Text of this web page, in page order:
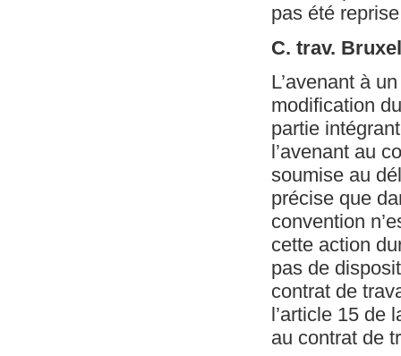
pas été
C. trav.
L’avenant à
modification
partie
l’avenant au
soumise au
précise que
convention
cette action
pas de
contrat de
l’article 15 de
au contrat de